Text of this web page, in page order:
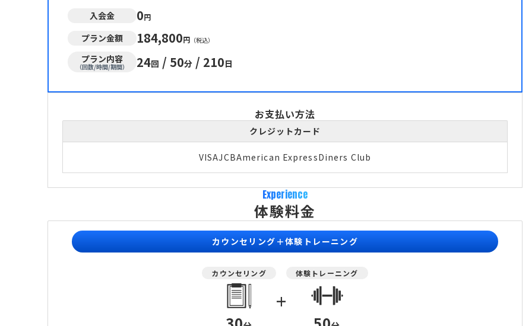
入会金 0円
プラン金額 184,800円 （税込）
プラン内容
（回数/時間/期間） 24回 / 50分 / 210日
お支払い方法
クレジットカード
VISAJCBAmerican ExpressDiners Club
Experience
体験料金
カウンセリング＋体験トレーニング
カウンセリング
+
体験トレーニング